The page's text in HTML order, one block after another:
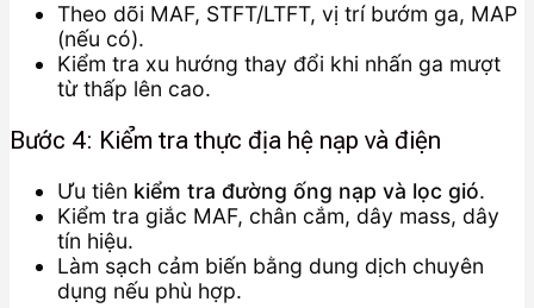
Theo dõi MAF, STFT/LTFT, vị trí bướm ga, MAP
(nếu có).
Kiểm tra xu hướng thay đổi khi nhấn ga mượt
từ thấp lên cao.
Bước 4: Kiểm tra thực địa hệ nạp và điện
Ưu tiên kiểm tra đường ống nạp và lọc gió.
Kiểm tra giắc MAF, chân cắm, dây mass, dây
tín hiệu.
Làm sạch cảm biến bằng dung dịch chuyên
dụng nếu phù hợp.